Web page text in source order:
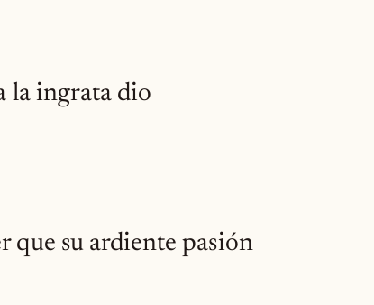
la ingrata dio
que su ardiente pasión